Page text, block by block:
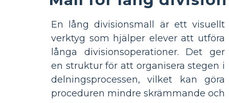
En lång divisionsmall är ett visuellt
verktyg som hjälper elever att utföra
långa divisionsoperationer. Det ger
en struktur för att organisera stegen i
delningsprocessen, vilket kan göra
proceduren mindre skrämmande och